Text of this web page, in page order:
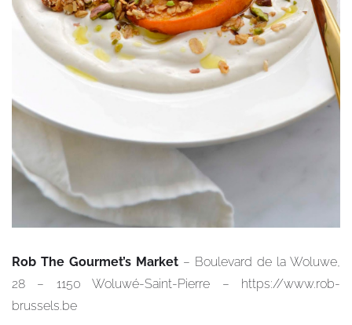
Rob The Gourmet’s Market – Boulevard de la Woluwe,
28 – 1150 Woluwé-Saint-Pierre – https://www.rob-
brussels.be